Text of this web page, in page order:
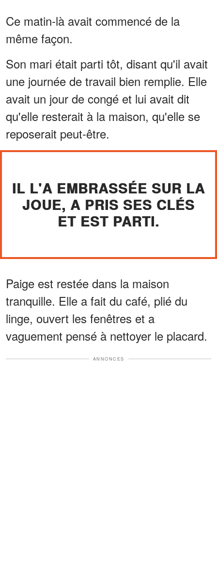
Ce matin-là avait commencé de la
même façon.
Son mari était parti tôt, disant qu'il avait
une journée de travail bien remplie. Elle
avait un jour de congé et lui avait dit
qu'elle resterait à la maison, qu'elle se
reposerait peut-être.
IL L'A EMBRASSÉE SUR LA
JOUE, A PRIS SES CLÉS
ET EST PARTI.
Paige est restée dans la maison
tranquille. Elle a fait du café, plié du
linge, ouvert les fenêtres et a
vaguement pensé à nettoyer le placard.
ANNONCES